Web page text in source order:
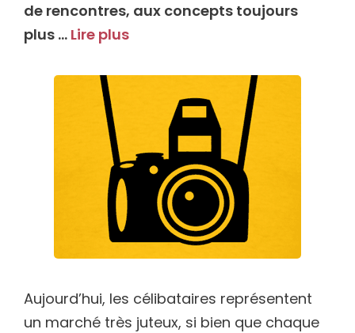
de rencontres, aux concepts toujours
plus … Lire plus
Aujourd’hui, les célibataires représentent
un marché très juteux, si bien que chaque